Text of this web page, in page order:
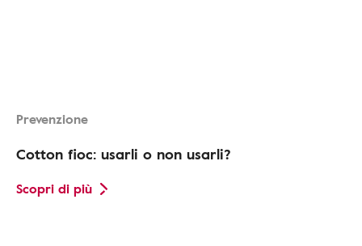
Prevenzione
Cotton fioc: usarli o non usarli?
Scopri di più